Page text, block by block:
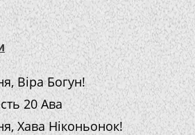
Віра Богун!
20 Ава
Хава Ніконьонок!